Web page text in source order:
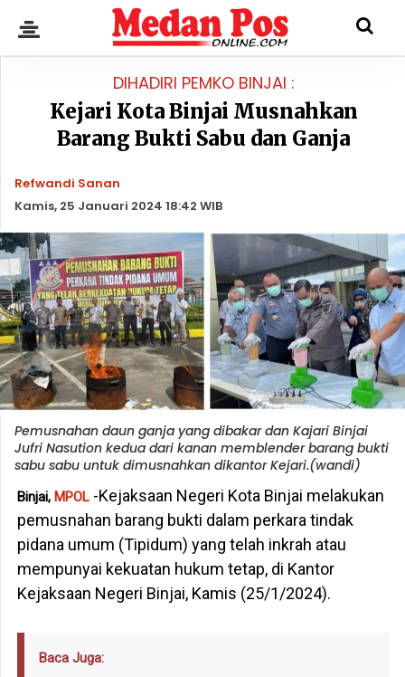
DIHADIRI PEMKO BINJAI :
Kejari Kota Binjai Musnahkan
Barang Bukti Sabu dan Ganja
Refwandi Sanan
Kamis, 25 Januari 2024 18:42 WIB
Pemusnahan daun ganja yang dibakar dan Kajari Binjai
Jufri Nasution kedua dari kanan memblender barang bukti
sabu sabu untuk dimusnahkan dikantor Kejari.(wandi)
Binjai, MPOL-Kejaksaan Negeri Kota Binjai melakukan
pemusnahan barang bukti dalam perkara tindak
pidana umum (Tipidum) yang telah inkrah atau
mempunyai kekuatan hukum tetap, di Kantor
Kejaksaan Negeri Binjai, Kamis (25/1/2024).
Baca Juga: